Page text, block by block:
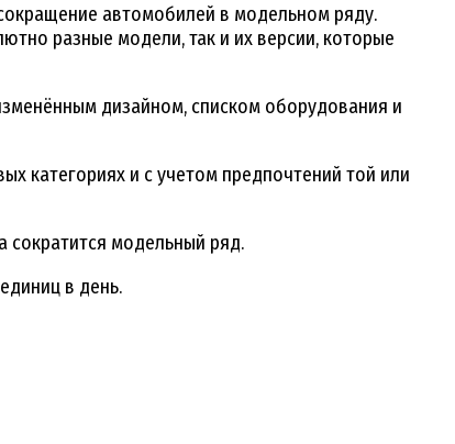
автомобилей в модельном ряду.
разные модели, так и их версии, которые
дизайном, списком оборудования и
категориях и с учетом предпочтений той или
сократится модельный ряд.
в день.